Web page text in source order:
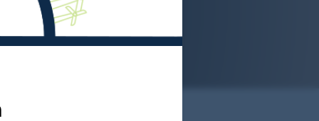
van de